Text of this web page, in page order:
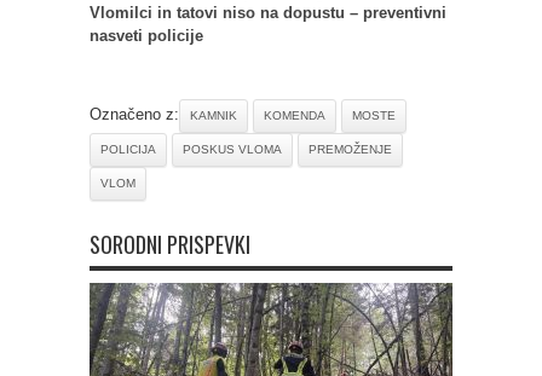
Vlomilci in tatovi niso na dopustu – preventivni
nasveti policije
Označeno z: KAMNIK KOMENDA MOSTE
POLICIJA POSKUS VLOMA PREMOŽENJE
VLOM
SORODNI PRISPEVKI